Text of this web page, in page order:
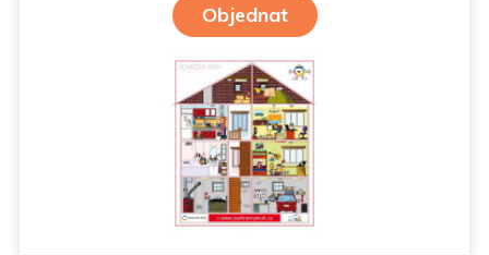
Objednat